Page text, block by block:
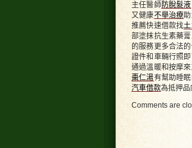
陽
客
製
膠
袋〉
中
主任醫師 防脫髮液
又健康不舉治療
推薦快速借款找
部塗抹抗生素藥
的服務更多合法
證件和車輛行照
通過溫暖和按摩
棗仁湯有幫助睡
汽車借款為抵押品
Comments are